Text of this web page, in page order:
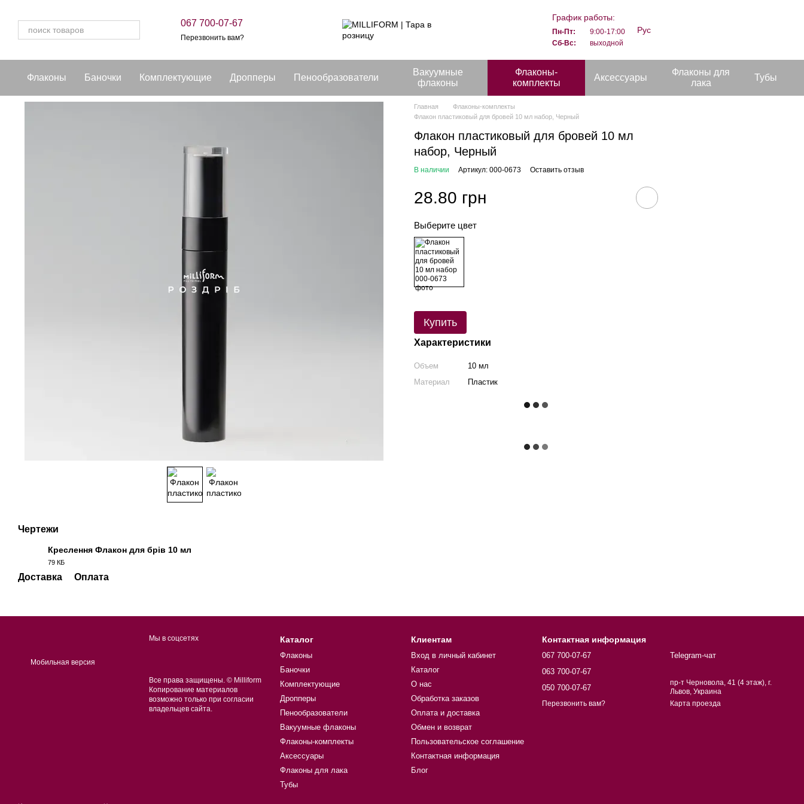
067 700-07-67
Перезвонить вам?
График работы:
Пн-Пт:
9:00-17:00
Сб-Вс:
выходной
Рус
Флаконы Баночки Комплектующие Дропперы Пенообразователи
Вакуумные
флаконы
Флаконы-
комплекты
Аксессуары
Флаконы для
лака
Тубы
Чертежи
Креслення Флакон для брів 10 мл
79 КБ
Доставка Оплата
Главная
Флаконы-комплекты
Флакон пластиковый для бровей 10 мл набор, Черный
Флакон пластиковый для бровей 10 мл
набор, Черный
В наличии Артикул: 000-0673 Оставить отзыв
28.80 грн
Выберите цвет
Купить
Характеристики
Объем
10 мл
Материал
Пластик
Мобильная версия
Мы в соцсетях
Все права защищены. © Milliform
Копирование материалов
возможно только при согласии
владельцев сайта.
Каталог
Флаконы
Баночки
Комплектующие
Дропперы
Пенообразователи
Вакуумные флаконы
Флаконы-комплекты
Аксессуары
Флаконы для лака
Тубы
Клиентам
Вход в личный кабинет
Каталог
О нас
Обработка заказов
Оплата и доставка
Обмен и возврат
Пользовательское соглашение
Контактная информация
Блог
Контактная информация
067 700-07-67
063 700-07-67
050 700-07-67
Перезвонить вам?
Telegram-чат
пр-т Черновола, 41 (4 этаж), г.
Львов, Украина
Карта проезда